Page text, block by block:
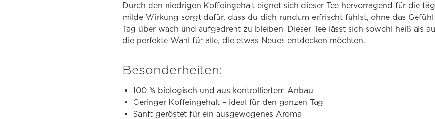
Durch den niedrigen Koffeingehalt eignet sich dieser Tee hervorragend für die
milde Wirkung sorgt dafür, dass du dich rundum erfrischt fühlst, ohne das
Tag über wach und aufgedreht zu bleiben. Dieser Tee lässt sich sowohl heiß als
die perfekte Wahl für alle, die etwas Neues entdecken möchten.
Besonderheiten:
100 % biologisch und aus kontrolliertem Anbau
Geringer Koffeingehalt – ideal für den ganzen Tag
Sanft geröstet für ein ausgewogenes Aroma